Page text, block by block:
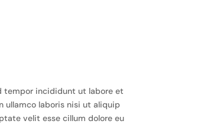
tempor incididunt ut labore et
ullamco laboris nisi ut aliquip
velit esse cillum dolore eu